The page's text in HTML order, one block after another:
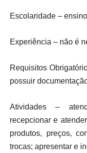
Escolaridade –
Experiência – não é
Requisitos
possuir
Atividades –
recepcionar e
produtos, preços,
trocas; apresentar e